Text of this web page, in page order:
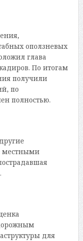
оползневых
глава
По итогам
получили
по
полностью.
местными
для